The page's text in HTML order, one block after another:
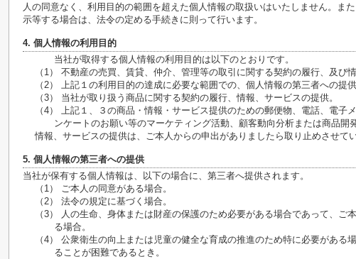
人の同意なく、利用目的の範囲を超えた個人情報の取扱いはいたしません。ま
示等する場合は、法令の定める手続きに則って行います。
4. 個人情報の利用目的
当社が取得する個人情報の利用目的は以下のとおりです。
（1） 不動産の売買、賃貸、仲介、管理等の取引に関する契約の履行、及び
（2） 上記１の利用目的の達成に必要な範囲での、個人情報の第三者への提供
（3） 当社が取り扱う商品に関する契約の履行、情報、サービスの提供。
（4） 上記１、３の商品・情報・サービス提供のための郵便物、電話、電子
ンケートのお願い等のマーケティング活動、顧客動向分析または商品開
情報、サービスの提供は、ご本人からの申出がありましたら取り止めさせて
5. 個人情報の第三者への提供
当社が保有する個人情報は、以下の場合に、第三者へ提供されます。
（1） ご本人の同意がある場合。
（2） 法令の規定に基づく場合。
（3） 人の生命、身体または財産の保護のため必要がある場合であって、ご
る場合。
（4） 公衆衛生の向上または児童の健全な育成の推進のため特に必要がある
ることが困難であるとき。